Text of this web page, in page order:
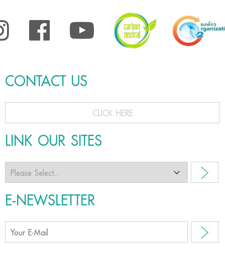
CONTACT US
CLICK HERE
LINK OUR SITES
E-NEWSLETTER